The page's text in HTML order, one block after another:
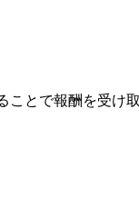
とで報酬を受